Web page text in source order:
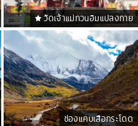
วัดเจ้าแม่กวนอิมแปลงกาย
ช่องแคบเสือกระโดด